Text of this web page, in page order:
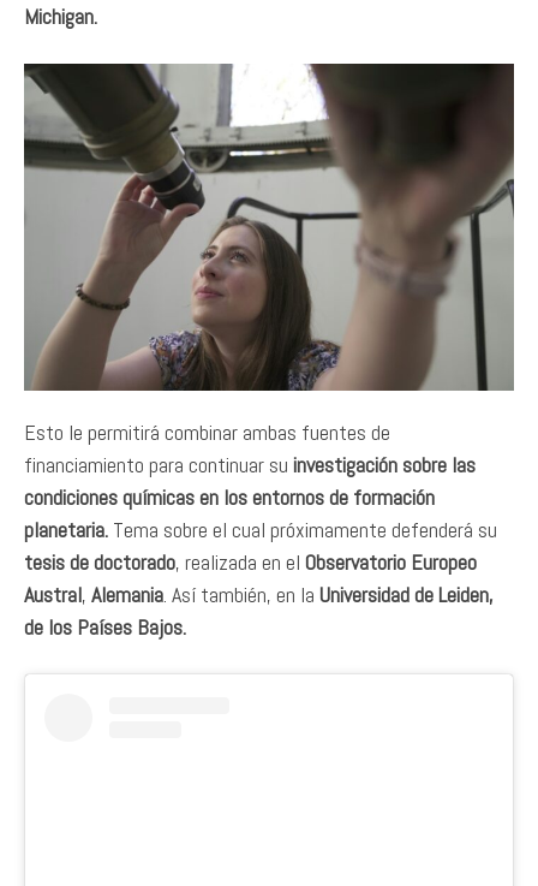
Michigan.
Esto le permitirá combinar ambas fuentes de
financiamiento para continuar su investigación sobre las
condiciones químicas en los entornos de formación
planetaria. Tema sobre el cual próximamente defenderá su
tesis de doctorado, realizada en el Observatorio Europeo
Austral, Alemania . Así también, en la Universidad de Leiden,
de los Países Bajos.